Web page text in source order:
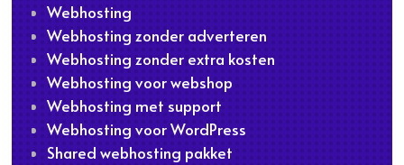
Webhosting
Webhosting zonder adverteren
Webhosting zonder extra kosten
Webhosting voor webshop
Webhosting met support
Webhosting voor WordPress
Shared webhosting pakket